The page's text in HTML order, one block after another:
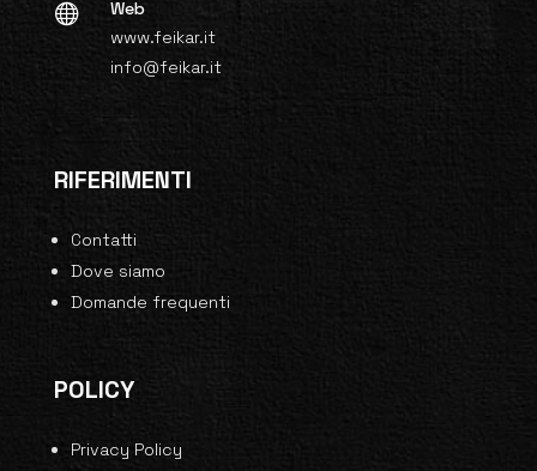

Web
www.feikar.it
info@feikar.it
RIFERIMENTI
Contatti
Dove siamo
Domande frequenti
POLICY
Privacy Policy